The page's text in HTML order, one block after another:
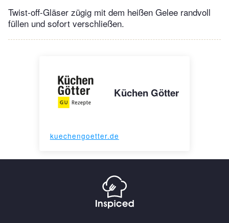
Twist-off-Gläser zügig mit dem heißen Gelee randvoll
füllen und sofort verschließen.
Küchen Götter
kuechengoetter.de